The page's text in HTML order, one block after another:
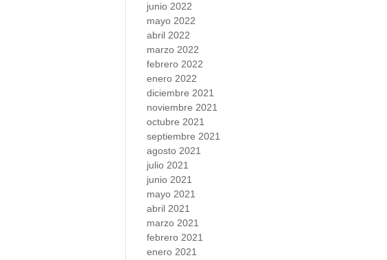
junio 2022
mayo 2022
abril 2022
marzo 2022
febrero 2022
enero 2022
diciembre 2021
noviembre 2021
octubre 2021
septiembre 2021
agosto 2021
julio 2021
junio 2021
mayo 2021
abril 2021
marzo 2021
febrero 2021
enero 2021